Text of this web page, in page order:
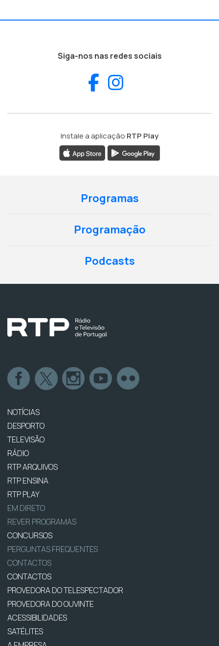
Siga-nos nas redes sociais
Facebook
Instale a aplicação RTP Play
Programas
Programação
Podcasts
NOTÍCIAS
DESPORTO
TELEVISÃO
RÁDIO
RTP ARQUIVOS
RTP ENSINA
RTP PLAY
EM DIRETO
REVER PROGRAMAS
CONCURSOS
PERGUNTAS FREQUENTES
CONTACTOS
CONTACTOS
PROVEDORA DO TELESPECTADOR
PROVEDORA DO OUVINTE
ACESSIBILIDADES
SATÉLITES